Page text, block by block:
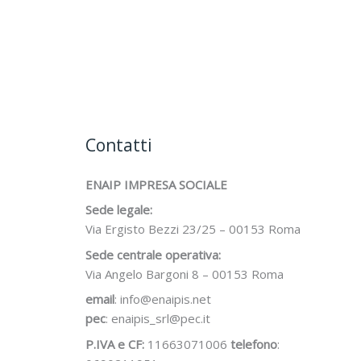
Contatti
ENAIP IMPRESA SOCIALE
Sede legale:
Via Ergisto Bezzi 23/25 – 00153 Roma
Sede centrale operativa:
Via Angelo Bargoni 8 – 00153 Roma
email: info@enaipis.net
pec: enaipis_srl@pec.it
P.IVA e CF: 11663071006 telefono: